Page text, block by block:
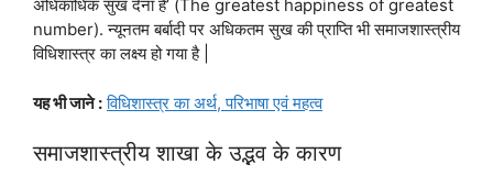
अधिकाधिक सुख देना है’ (The greatest happiness of greatest
number). न्यूनतम बर्बादी पर अधिकतम सुख की प्राप्ति भी समाजशास्त्रीय
विधिशास्त्र का लक्ष्य हो गया है |
यह भी जाने : विधिशास्त्र का अर्थ, परिभाषा एवं महत्व
समाजशास्त्रीय शाखा के उद्भव के कारण